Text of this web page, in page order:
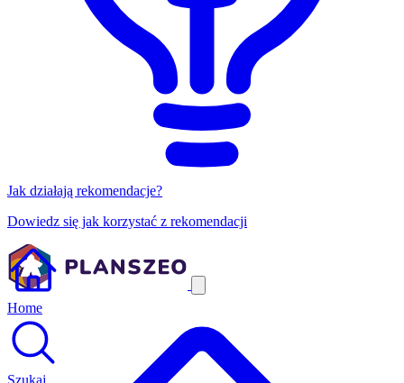
Jak działają rekomendacje?
Dowiedz się jak korzystać z rekomendacji
Home
Szukaj